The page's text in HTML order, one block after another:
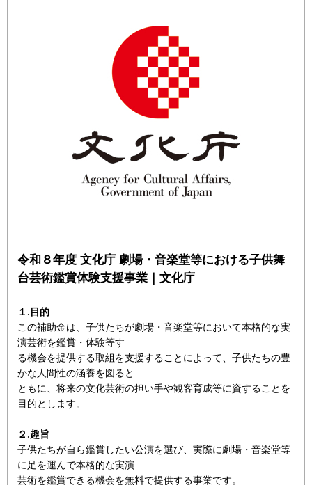
令和８年度 文化庁 劇場・音楽堂等における子供舞
台芸術鑑賞体験支援事業｜文化庁
１.目的
この補助金は、子供たちが劇場・音楽堂等において本格的な実
演芸術を鑑賞・体験等す
る機会を提供する取組を支援することによって、子供たちの豊
かな人間性の涵養を図ると
ともに、将来の文化芸術の担い手や観客育成等に資することを
目的とします。
２.趣旨
子供たちが自ら鑑賞したい公演を選び、実際に劇場・音楽堂等
に足を運んで本格的な実演
芸術を鑑賞できる機会を無料で提供する事業です。